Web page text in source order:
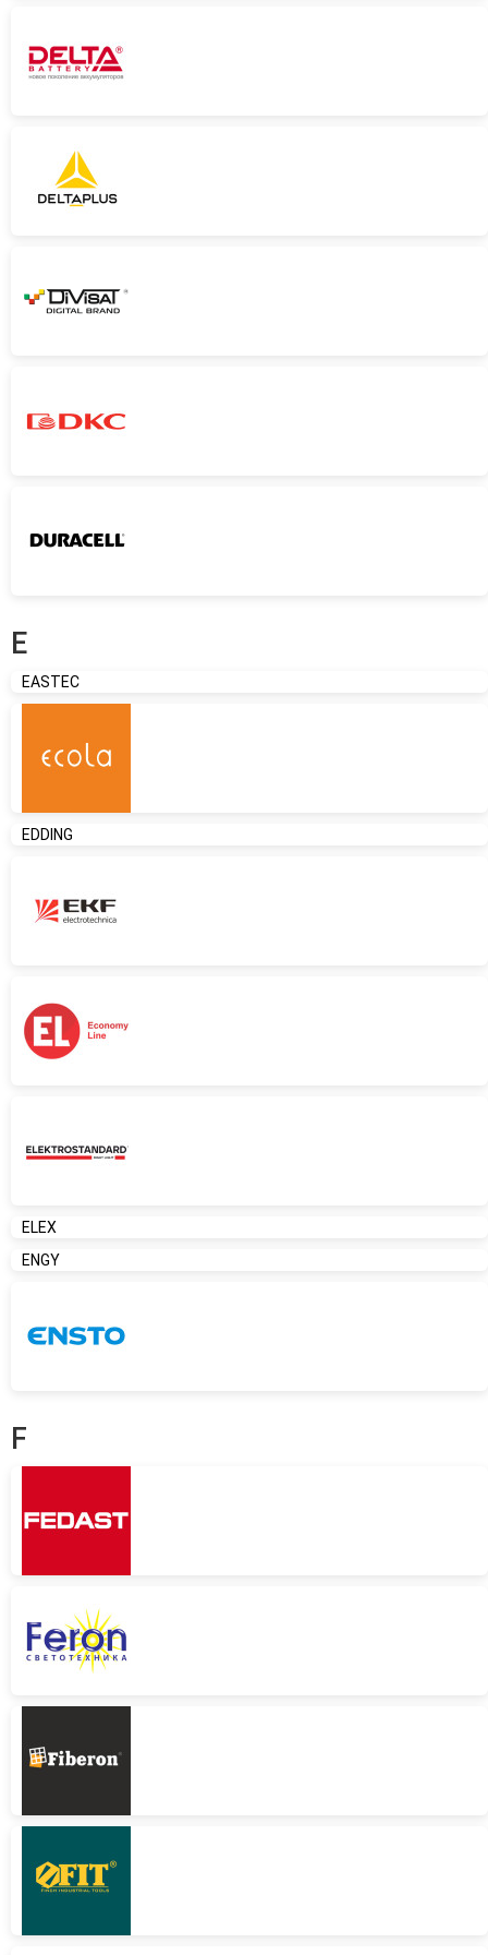
E
EASTEC
EDDING
ELEX
ENGY
F